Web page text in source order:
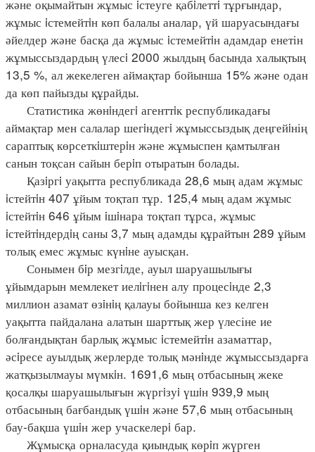
және оқымайтын жұмыс iстеуге қабiлеттi тұрғындар,
жұмыс iстемейтiн көп балалы аналар, үй шаруасындағы
әйелдер және басқа да жұмыс iстемейтiн адамдар енетін
жұмыссыздардың үлесi 2000 жылдың басында халықтың
13,5 %, ал жекелеген аймақтар бойынша 15% және одан
да көп пайызды құрайды.
Статистика жөнiндегi агенттiк республикадағы
аймақтар мен салалар шегiндегi жұмыссыздық деңгейiнің
сараптық көрсеткiштерiн және жұмыспен қамтылған
санын тоқсан сайын берiп отыратын болады.
Қазiргi уақытта республикада 28,6 мың адам жұмыс
iстейтiн 407 ұйым тоқтап тұр. 125,4 мың адам жұмыс
iстейтiн 646 ұйым iшiнара тоқтап тұрса, жұмыс
iстейтiндердiң саны 3,7 мың адамды құрайтын 289 ұйым
толық емес жұмыс күнiне ауысқан.
Сонымен бiр мезгiлде, ауыл шаруашылығы
ұйымдарын мемлекет иелiгiнен алу процесiнде 2,3
миллион азамат өзiнiң қалауы бойынша кез келген
уақытта пайдалана алатын шарттық жер үлесіне ие
болғандықтан барлық жұмыс iстемейтiн азаматтар,
әсiресе ауылдық жерлерде толық мәнiнде жұмыссыздарға
жатқызылмауы мүмкiн. 1691,6 мың отбасының жеке
қосалқы шаруашылығын жүргiзуi үшiн 939,9 мың
отбасының бағбандық үшiн және 57,6 мың отбасының
бау-бақша үшiн жер учаскелерi бар.
Жұмысқа орналасуда қиындық көрiп жүрген